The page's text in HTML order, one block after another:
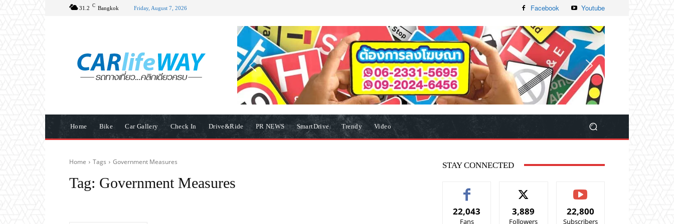
31.2 C Bangkok Friday, August 7, 2026 Facebook Youtube
Home Bike Car Gallery Check In Drive&Ride PR NEWS SmartDrive Trendy Video
Home Tags Government Measures
Tag: Government Measures
STAY CONNECTED
22,043
Fans
3,889
Followers
22,800
Subscribers